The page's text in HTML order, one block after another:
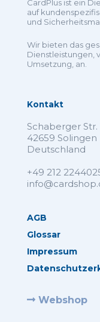
CardPlus ist ein
auf
und
Wir bieten das
Dienstleistungen,
Umsetzung, an.
Kontakt
Schaberger Str.
42659 Solingen
Deutschland
+49 212
AGB
Glossar
Impressum
Webshop